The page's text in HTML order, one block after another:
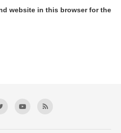
website in this browser for the